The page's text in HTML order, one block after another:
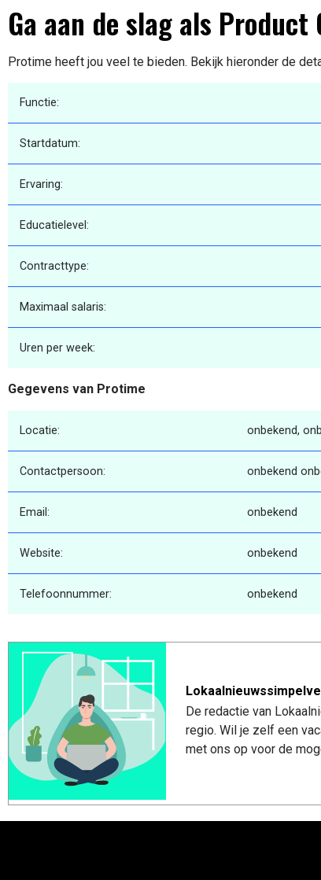
Ga aan de slag als Product
Protime heeft jou veel te bieden. Bekijk hieronder de
Functie:
Startdatum:
Ervaring:
Educatielevel:
Contracttype:
Maximaal salaris:
Uren per week:
Gegevens van Protime
Locatie: onbekend,
Contactpersoon: onbekend
Email: onbekend
Website: onbekend
Telefoonnummer: onbekend
De redactie van
regio. Wil je zelf een
met ons op voor de